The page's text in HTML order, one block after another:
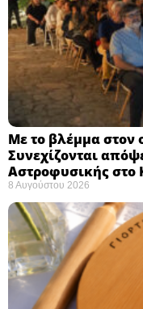
Με το βλέμμα στον
Συνεχίζονται
Αστροφυσικής στο
8 Αυγούστου 2026